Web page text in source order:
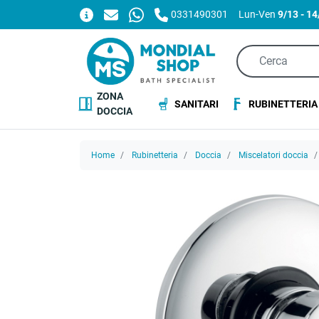
0331490301 Lun-Ven9/13 -
ZONA
DOCCIA
SANITARI RUBINETTERIA
Home Rubinetteria Doccia Miscelatori doccia